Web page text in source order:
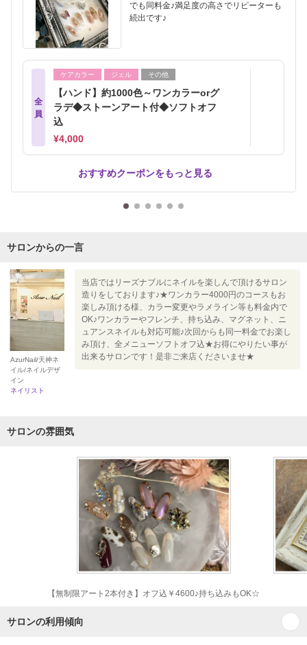
でも同料金♪満足度の高さでリピーターも
続出です♪
全
員
ケアカラー ジェル その他
【ハンド】約1000色～ワンカラーorグ
ラデ◆ストーンアート付◆ソフトオフ
込
¥4,000
おすすめクーポンをもっと見る
サロンからの一言
AzurNail/天神ネ
イル/ネイルデザ
イン
ネイリスト
当店ではリーズナブルにネイルを楽しんで頂けるサロン
造りをしております♪★ワンカラー4000円のコースもお
楽しみ頂ける様、カラー変更やラメライン等も料金内で
OK♪ワンカラーやフレンチ、持ち込み、マグネット、ニ
ュアンスネイルも対応可能♪次回からも同一料金でお楽し
み頂け、全メニューソフトオフ込★お得にやりたい事が
出来るサロンです！是非ご来店くださいませ★
サロンの雰囲気
【無制限アート2本付き】オフ込￥4600♪持ち込みもOK☆
サロンの利用傾向